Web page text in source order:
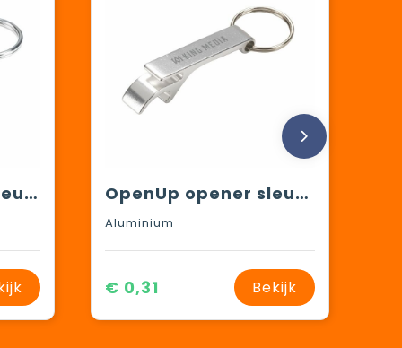
Carrera opener/sleutelhanger OpenUp opener sleutelhanger
Aluminium
€ 0,31 Bekijk